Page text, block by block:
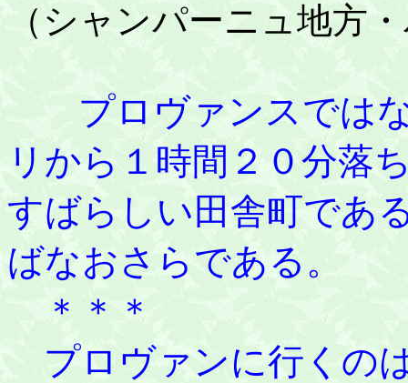
（シャンパーニュ地方
プロヴァンスでは
リから１時間２０分落
すばらしい田舎町であ
ばなおさらである。
＊＊＊
プロヴァンに行くの